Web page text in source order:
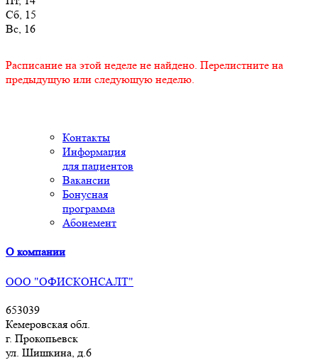
Сб, 15
Вс, 16
Расписание на этой неделе не найдено. Перелистните на
предыдущую или следующую неделю.
Контакты
Информация
для пациентов
Вакансии
Бонусная
программа
Абонемент
О компании
ООО "ОФИСКОНСАЛТ"
653039
Кемеровская обл.
г. Прокопьевск
ул. Шишкина, д.6